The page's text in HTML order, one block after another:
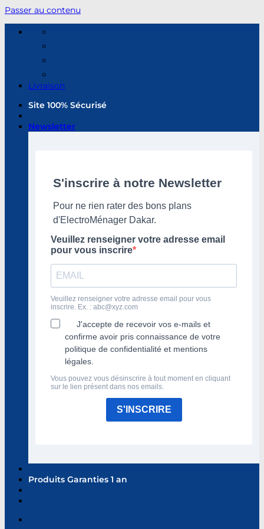
Passer au contenu
Livraison
Site 100% Sécurisé
Newsletter
S'inscrire à notre Newsletter
Pour ne rien rater des bons plans
d'ElectroMénager Dakar.
Veuillez renseigner votre adresse email
pour vous inscrire
Veuillez renseigner votre adresse email pour vous
inscrire. Ex. : abc@xyz.com
J'accepte de recevoir vos e-mails et
confirme avoir pris connaissance de votre
politique de confidentialité et mentions
légales.
Vous pouvez vous désinscrire à tout moment en cliquant
sur le lien présent dans nos emails.
S'INSCRIRE
Produits Garanties 1 an